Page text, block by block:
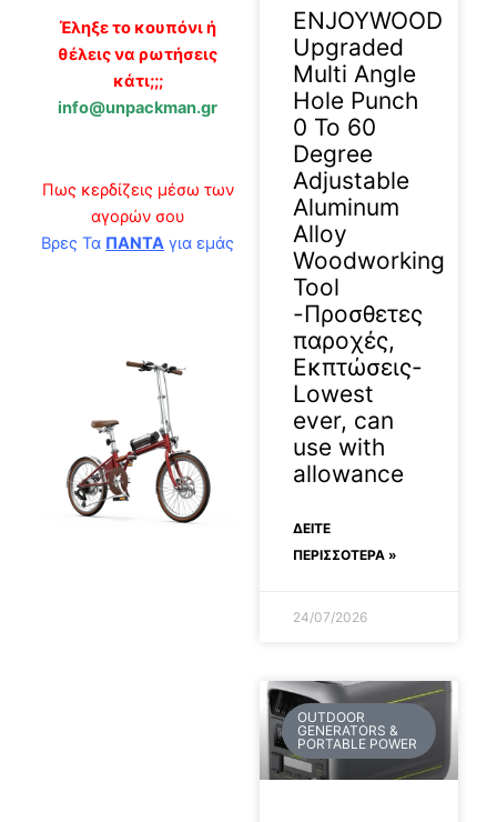
Έληξε το κουπόνι ή
θέλεις να ρωτήσεις
κάτι;;;
info@unpackman.gr
Πως κερδίζεις μέσω των
αγορών σου
Βρες Τα ΠΑΝΤΑ για εμάς
ENJOYWOOD
Upgraded
Multi Angle
Hole Punch
0 To 60
Degree
Adjustable
Aluminum
Alloy
Woodworking
Tool
-Προσθετες
παροχές,
Εκπτώσεις-
Lowest
ever, can
use with
allowance
ΔΕΊΤΕ
ΠΕΡΙΣΣΟΤΕΡΑ »
24/07/2026
OUTDOOR
GENERATORS &
PORTABLE POWER